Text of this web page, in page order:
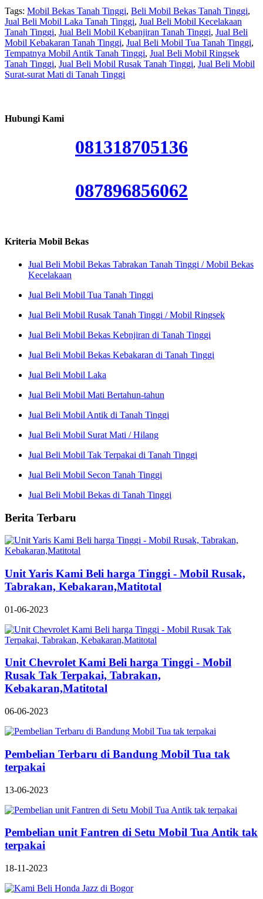
Tags: Mobil Bekas Tanah Tinggi, Beli Mobil Bekas Tanah Tinggi,
Jual Beli Mobil Laka Tanah Tinggi, Jual Beli Mobil Kecelakaan
Tanah Tinggi, Jual Beli Mobil Kebanjiran Tanah Tinggi, Jual Beli
Mobil Kebakaran Tanah Tinggi, Jual Beli Mobil Tua Tanah Tinggi,
Tempatnya Mobil Antik Tanah Tinggi, Jual Beli Mobil Ringsek
Tanah Tinggi, Jual Beli Mobil Rusak Tanah Tinggi, Jual Beli Mobil
Surat-surat Mati di Tanah Tinggi
Hubungi Kami
081318705136
087896856062
Kriteria Mobil Bekas
Jual Beli Mobil Bekas Tabrakan Tanah Tinggi / Mobil Bekas
Kecelakaan
Jual Beli Mobil Tua Tanah Tinggi
Jual Beli Mobil Rusak Tanah Tinggi / Mobil Ringsek
Jual Beli Mobil Bekas Kebnjiran di Tanah Tinggi
Jual Beli Mobil Bekas Kebakaran di Tanah Tinggi
Jual Beli Mobil Laka
Jual Beli Mobil Mati Bertahun-tahun
Jual Beli Mobil Antik di Tanah Tinggi
Jual Beli Mobil Surat Mati / Hilang
Jual Beli Mobil Tak Terpakai di Tanah Tinggi
Jual Beli Mobil Secon Tanah Tinggi
Jual Beli Mobil Bekas di Tanah Tinggi
Berita Terbaru
Unit Yaris Kami Beli harga Tinggi - Mobil Rusak,
Tabrakan, Kebakaran,Matitotal
01-06-2023
Unit Chevrolet Kami Beli harga Tinggi - Mobil
Rusak Tak Terpakai, Tabrakan,
Kebakaran,Matitotal
06-06-2023
Pembelian Terbaru di Bandung Mobil Tua tak
terpakai
13-06-2023
Pembelian unit Fantren di Setu Mobil Tua Antik tak
terpakai
18-11-2023